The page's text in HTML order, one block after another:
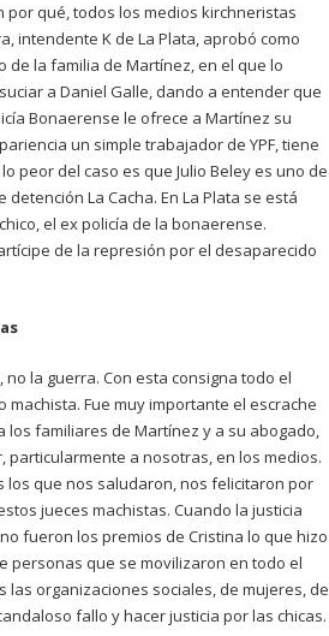
qué, todos los medios kirchneristas
intendente K de La Plata, aprobó como
la familia de Martínez, en el que lo
a Daniel Galle, dando a entender que
Bonaerense le ofrece a Martínez su
un simple trabajador de YPF, tiene
peor del caso es que Julio Beley es uno de
La Cacha. En La Plata se está
el ex policía de la bonaerense.
de la represión por el desaparecido
la guerra. Con esta consigna todo el
Fue muy importante el escrache
los familiares de Martínez y a su abogado,
a nosotras, en los medios.
los que nos saludaron, nos felicitaron por
jueces machistas. Cuando la justicia
fueron los premios de Cristina lo que hizo
personas que se movilizaron en todo el
las organizaciones sociales, de mujeres, de
fallo y hacer justicia por las chicas.